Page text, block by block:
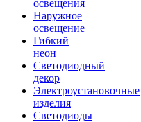
освещения
Наружное
освещение
Гибкий
неон
Светодиодный
декор
Электроустановочные
изделия
Светодиоды